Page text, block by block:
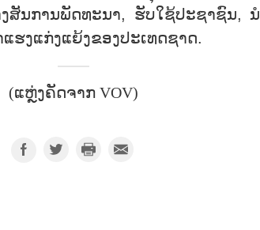
ນການພັດທະນາ, ຮັບໃຊ້ປະຊາຊົນ,
ຮງແກ່ງແຍ້ງຂອງປະເທດຊາດ.
(ແຫຼ່ງຄັດຈາກ VOV)